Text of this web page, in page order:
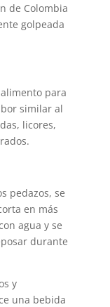
de Colombia
golpeada
para
similar al
licores,
pedazos, se
en más
agua y se
durante
y
una bebida